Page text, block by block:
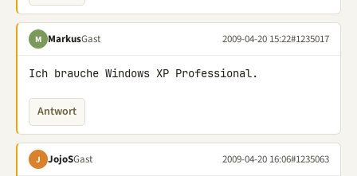
M MarkusGast 2009-04-20 15:22#1235017
Ich brauche Windows XP Professional.
Antwort
J JojoSGast 2009-04-20 16:06#1235063